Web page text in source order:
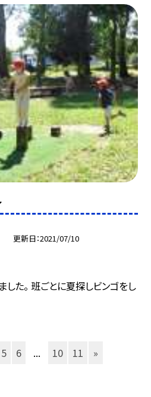
更新日 2021/07/10
た。 班ごとに夏探しビンゴをし
5 6 ... 10 11 »